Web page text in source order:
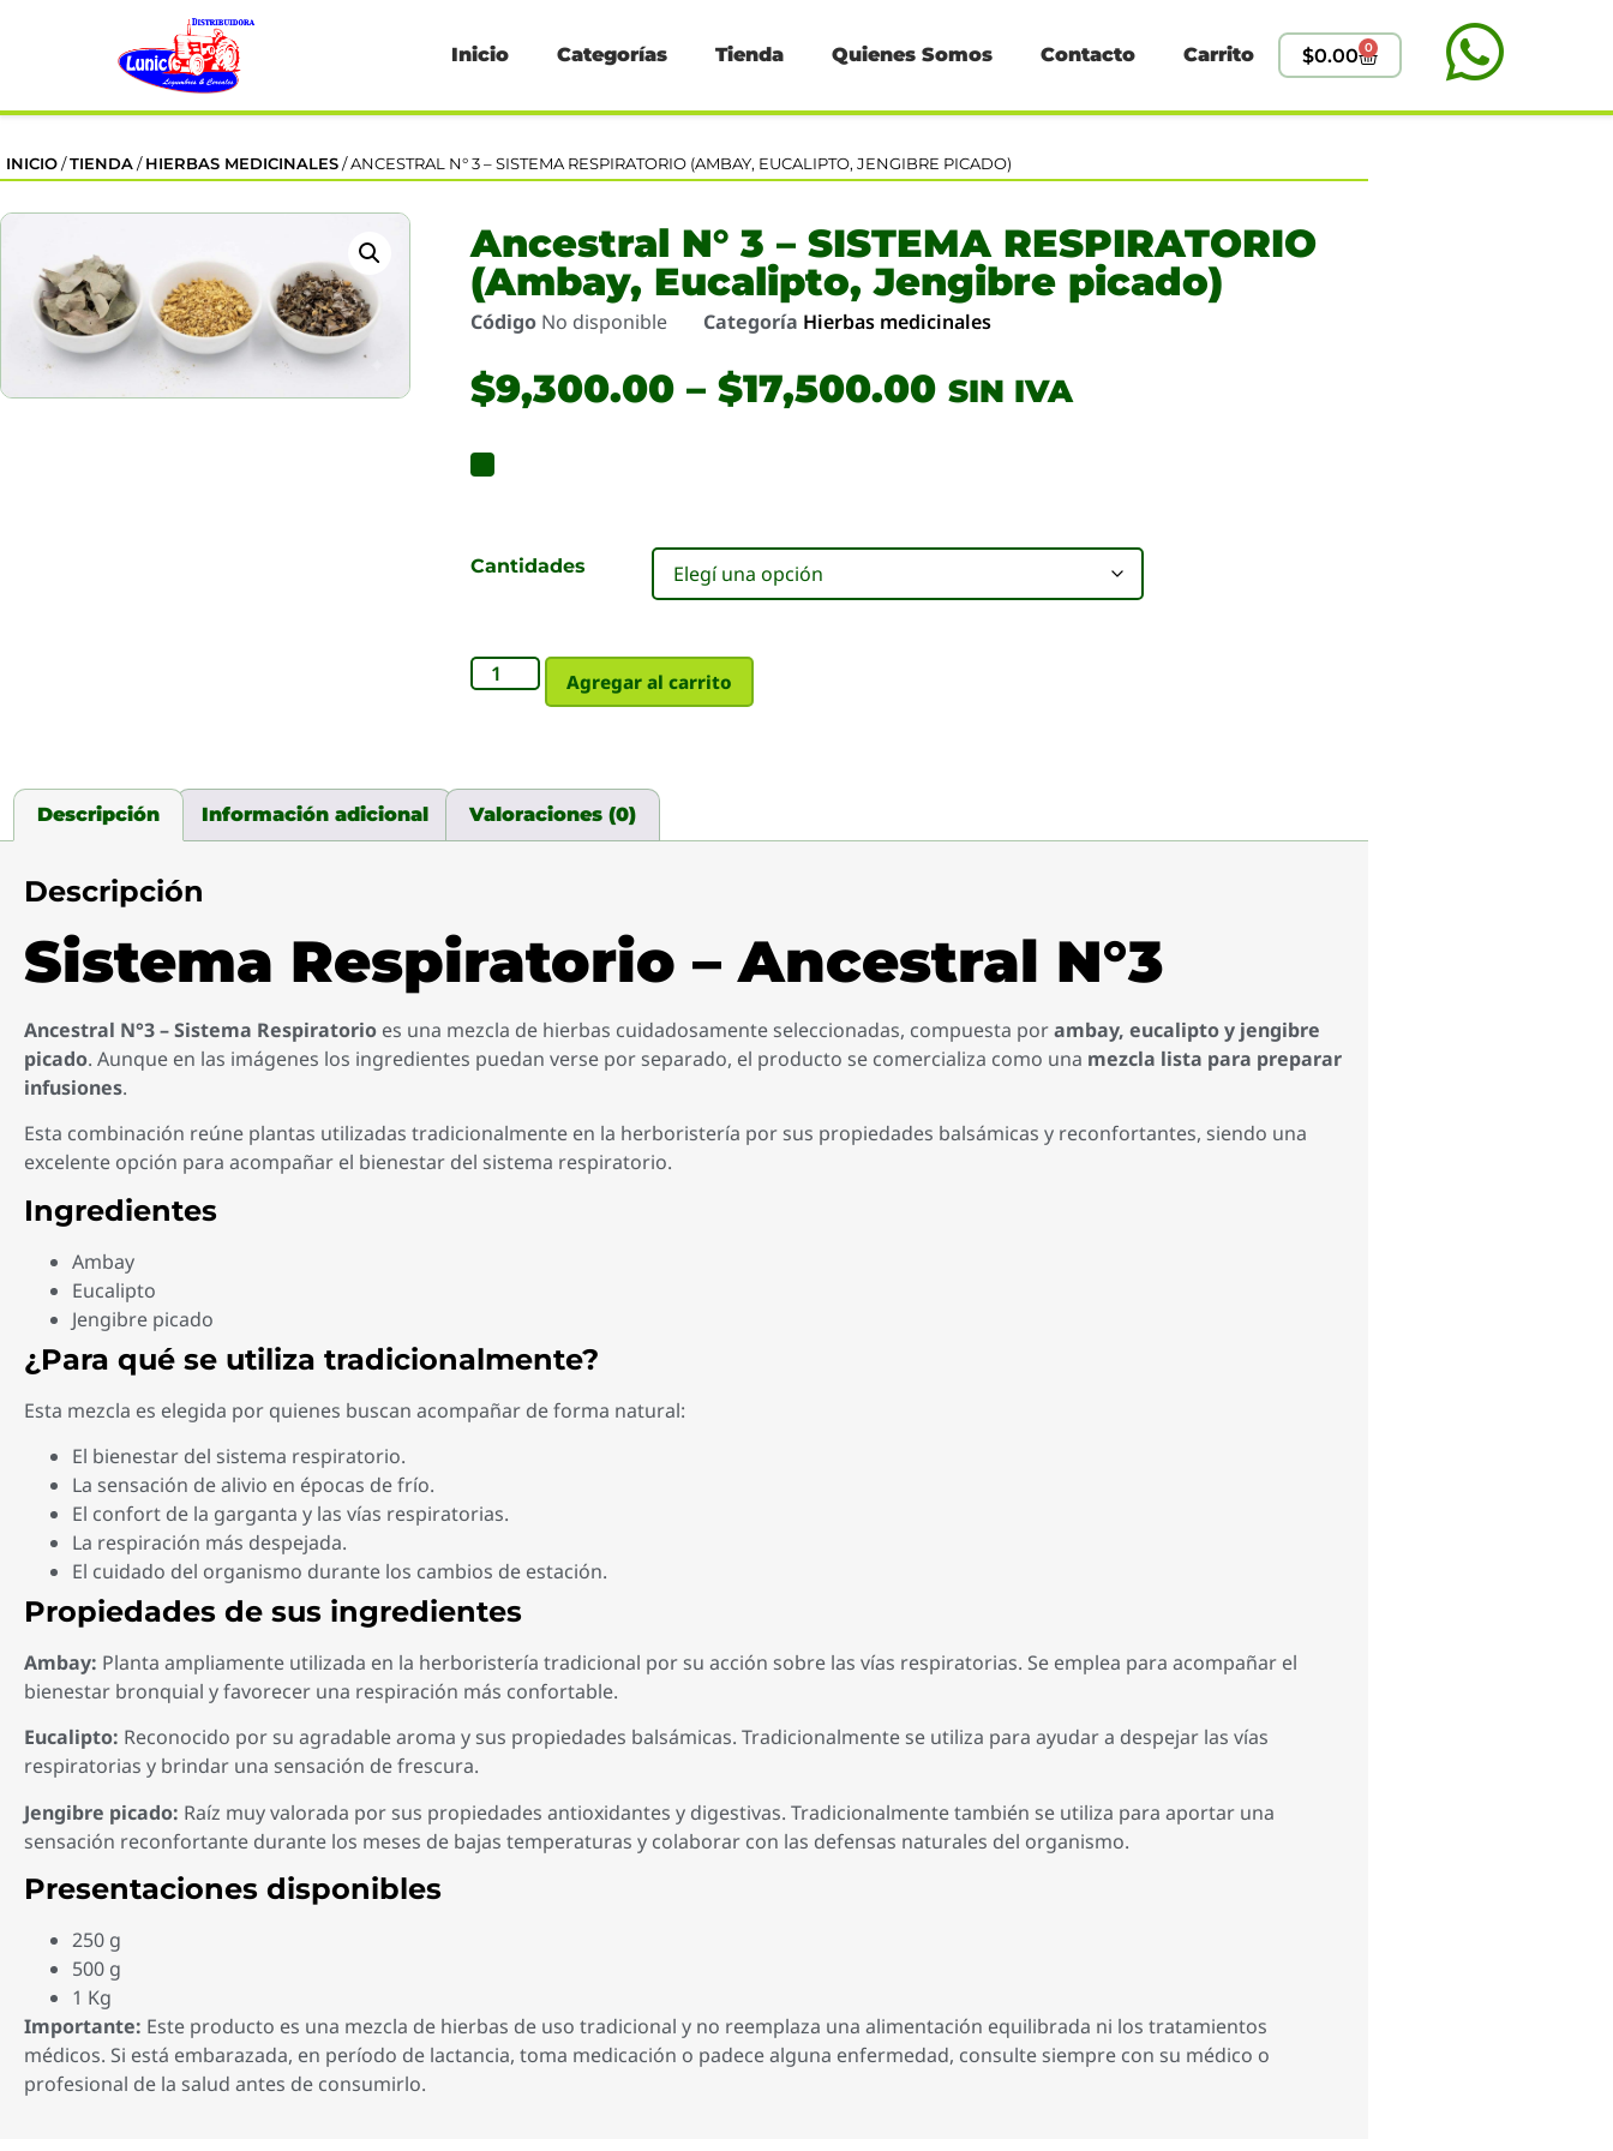
Inicio Categorías Tienda Quienes Somos Contacto Carrito $0.00 0
INICIO /TIENDA / HIERBAS MEDICINALES / ANCESTRAL N° 3 – SISTEMA RESPIRATORIO (AMBAY, EUCALIPTO, JENGIBRE PICADO)
Ancestral N° 3 – SISTEMA RESPIRATORIO
(Ambay, Eucalipto, Jengibre picado)
Código No disponible Categoría Hierbas medicinales
$9,300.00 – $17,500.00 SIN IVA
Cantidades
Agregar al carrito
Descripción Información adicional Valoraciones (0)
Descripción
Sistema Respiratorio – Ancestral N°3
Ancestral N°3 – Sistema Respiratorio es una mezcla de hierbas cuidadosamente seleccionadas, compuesta porambay, eucalipto y jengibre
picado. Aunque en las imágenes los ingredientes puedan verse por separado, el producto se comercializa como una mezcla lista para preparar
infusiones.
Esta combinación reúne plantas utilizadas tradicionalmente en la herboristería por sus propiedades balsámicas y reconfortantes, siendo una
excelente opción para acompañar el bienestar del sistema respiratorio.
Ingredientes
Ambay
Eucalipto
Jengibre picado
¿Para qué se utiliza tradicionalmente?
Esta mezcla es elegida por quienes buscan acompañar de forma natural:
El bienestar del sistema respiratorio.
La sensación de alivio en épocas de frío.
El confort de la garganta y las vías respiratorias.
La respiración más despejada.
El cuidado del organismo durante los cambios de estación.
Propiedades de sus ingredientes
Ambay: Planta ampliamente utilizada en la herboristería tradicional por su acción sobre las vías respiratorias. Se emplea para acompañar el
bienestar bronquial y favorecer una respiración más confortable.
Eucalipto: Reconocido por su agradable aroma y sus propiedades balsámicas. Tradicionalmente se utiliza para ayudar a despejar las vías
respiratorias y brindar una sensación de frescura.
Jengibre picado: Raíz muy valorada por sus propiedades antioxidantes y digestivas. Tradicionalmente también se utiliza para aportar una
sensación reconfortante durante los meses de bajas temperaturas y colaborar con las defensas naturales del organismo.
Presentaciones disponibles
250 g
500 g
1 Kg
Importante: Este producto es una mezcla de hierbas de uso tradicional y no reemplaza una alimentación equilibrada ni los tratamientos
médicos. Si está embarazada, en período de lactancia, toma medicación o padece alguna enfermedad, consulte siempre con su médico o
profesional de la salud antes de consumirlo.